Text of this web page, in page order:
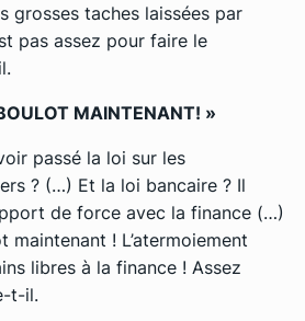
grosses taches laissées par
pas assez pour faire le
MAINTENANT! »
passé la loi sur les
? (…) Et la loi bancaire ? Il
de force avec la finance (…)
! L’atermoiement
libres à la finance ! Assez
t-il.